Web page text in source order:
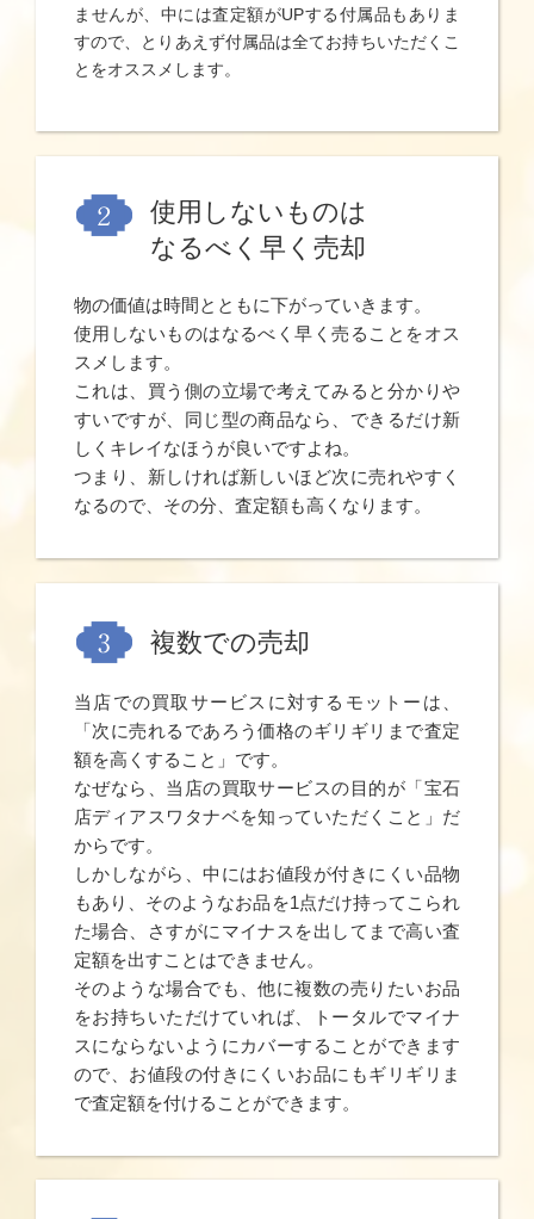
ませんが、中には査定額がUPする付属品もありま
すので、とりあえず付属品は全てお持ちいただくこ
とをオススメします。
使用しないものは
なるべく早く売却
物の価値は時間とともに下がっていきます。
使用しないものはなるべく早く売ることをオス
スメします。
これは、買う側の立場で考えてみると分かりや
すいですが、同じ型の商品なら、できるだけ新
しくキレイなほうが良いですよね。
つまり、新しければ新しいほど次に売れやすく
なるので、その分、査定額も高くなります。
複数での売却
当店での買取サービスに対するモットーは、
「次に売れるであろう価格のギリギリまで査定
額を高くすること」です。
なぜなら、当店の買取サービスの目的が「宝石
店ディアスワタナベを知っていただくこと」だ
からです。
しかしながら、中にはお値段が付きにくい品物
もあり、そのようなお品を1点だけ持ってこられ
た場合、さすがにマイナスを出してまで高い査
定額を出すことはできません。
そのような場合でも、他に複数の売りたいお品
をお持ちいただけていれば、トータルでマイナ
スにならないようにカバーすることができます
ので、お値段の付きにくいお品にもギリギリま
で査定額を付けることができます。